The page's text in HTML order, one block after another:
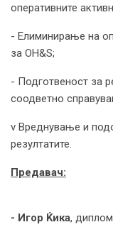
оперативните
- Елиминирање на
за OH&S;
- Подготвеност за
соодветно
v Вреднување и
резултатите.
Предавач:
- Игор Ќика,